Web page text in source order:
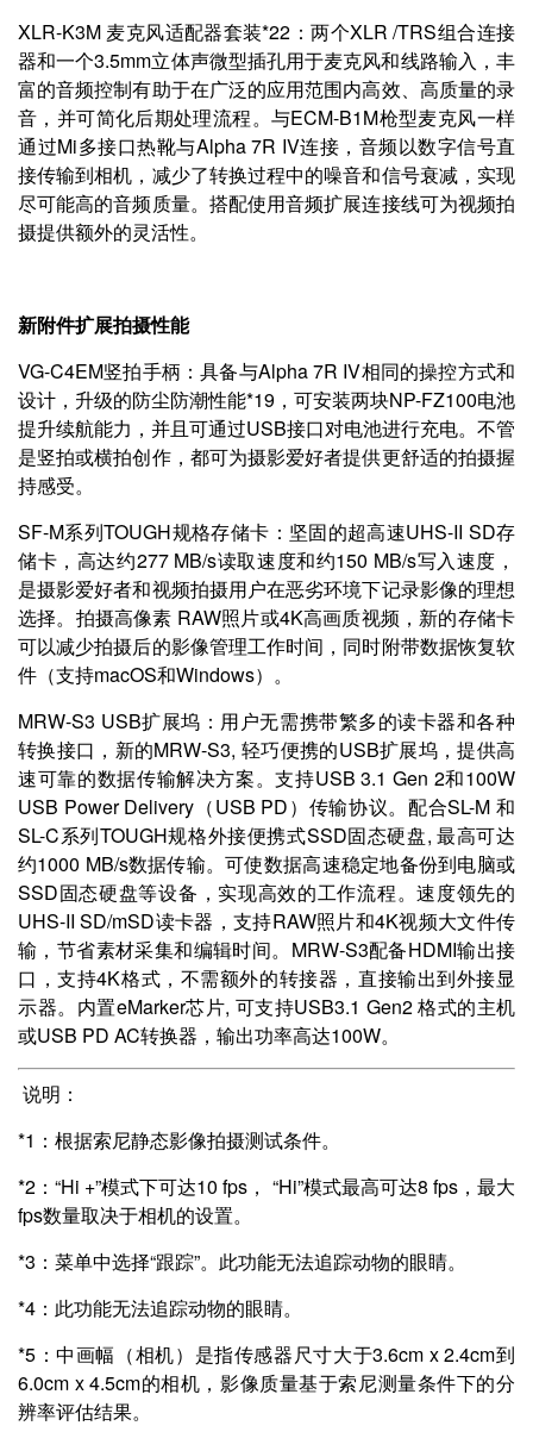
XLR-K3M 麦克风适配器套装*22：两个XLR /TRS组合连接
器和一个3.5mm立体声微型插孔用于麦克风和线路输入，丰
富的音频控制有助于在广泛的应用范围内高效、高质量的录
音，并可简化后期处理流程。与ECM-B1M枪型麦克风一样
通过Mi多接口热靴与Alpha 7R IV连接，音频以数字信号直
接传输到相机，减少了转换过程中的噪音和信号衰减，实现
尽可能高的音频质量。搭配使用音频扩展连接线可为视频拍
摄提供额外的灵活性。
新附件扩展拍摄性能
VG-C4EM竖拍手柄：具备与Alpha 7R IV相同的操控方式和
设计，升级的防尘防潮性能*19，可安装两块NP-FZ100电池
提升续航能力，并且可通过USB接口对电池进行充电。不管
是竖拍或横拍创作，都可为摄影爱好者提供更舒适的拍摄握
持感受。
SF-M系列TOUGH规格存储卡：坚固的超高速UHS-II SD存
储卡，高达约277 MB/s读取速度和约150 MB/s写入速度，
是摄影爱好者和视频拍摄用户在恶劣环境下记录影像的理想
选择。拍摄高像素 RAW照片或4K高画质视频，新的存储卡
可以减少拍摄后的影像管理工作时间，同时附带数据恢复软
件（支持macOS和Windows）。
MRW-S3 USB扩展坞：用户无需携带繁多的读卡器和各种
转换接口，新的MRW-S3, 轻巧便携的USB扩展坞，提供高
速可靠的数据传输解决方案。支持USB 3.1 Gen 2和100W
USB Power Delivery（USB PD）传输协议。配合SL-M 和
SL-C系列TOUGH规格外接便携式SSD固态硬盘, 最高可达
约1000 MB/s数据传输。可使数据高速稳定地备份到电脑或
SSD固态硬盘等设备，实现高效的工作流程。速度领先的
UHS-II SD/mSD读卡器，支持RAW照片和4K视频大文件传
输，节省素材采集和编辑时间。MRW-S3配备HDMI输出接
口，支持4K格式，不需额外的转接器，直接输出到外接显
示器。内置eMarker芯片, 可支持USB3.1 Gen2 格式的主机
或USB PD AC转换器，输出功率高达100W。
说明：
*1：根据索尼静态影像拍摄测试条件。
*2：“Hi +”模式下可达10 fps， “Hi”模式最高可达8 fps，最大
fps数量取决于相机的设置。
*3：菜单中选择“跟踪”。此功能无法追踪动物的眼睛。
*4：此功能无法追踪动物的眼睛。
*5：中画幅（相机）是指传感器尺寸大于3.6cm x 2.4cm到
6.0cm x 4.5cm的相机，影像质量基于索尼测量条件下的分
辨率评估结果。